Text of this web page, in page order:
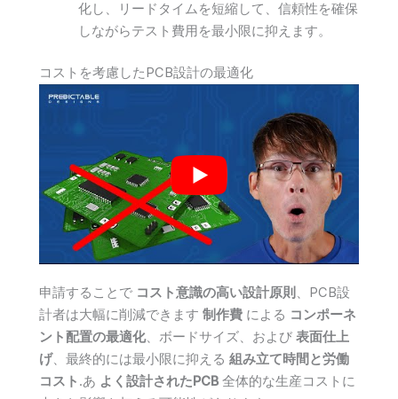
化し、リードタイムを短縮して、信頼性を確保
しながらテスト費用を最小限に抑えます。
コストを考慮したPCB設計の最適化
申請することで コスト意識の高い設計原則 、PCB設
計者は大幅に削減できます 制作費 による コンポーネ
ント配置の最適化、ボードサイズ、および 表面仕上
げ、最終的には最小限に抑える 組み立て時間と労働
コスト .あ よく設計されたPCB 全体的な生産コストに